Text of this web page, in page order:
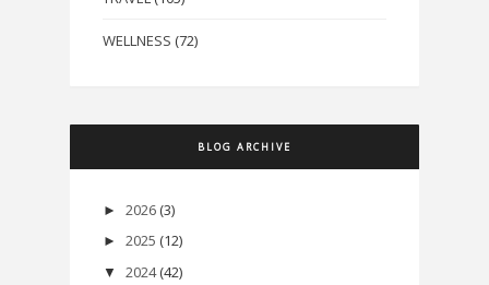
WELLNESS (72)
BLOG ARCHIVE
► 2026 (3)
► 2025 (12)
▼ 2024 (42)